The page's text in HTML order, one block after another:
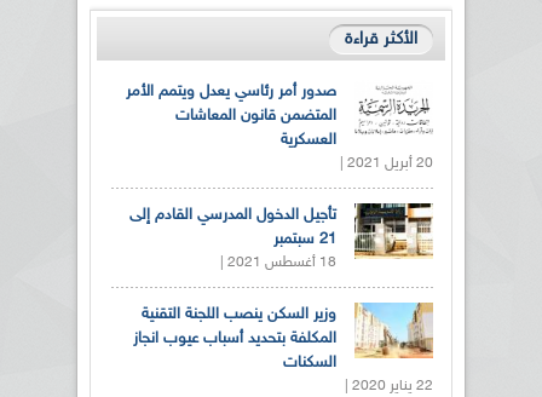
الأكثر قراءة
صدور أمر رئاسي يعدل ويتمم الأمر
المتضمن قانون المعاشات
العسكرية
20 أبريل 2021 |
تأجيل الدخول المدرسي القادم إلى
21 سبتمبر
18 أغسطس 2021 |
وزير السكن ينصب اللجنة التقنية
المكلفة بتحديد أسباب عيوب انجاز
السكنات
22 يناير 2020 |